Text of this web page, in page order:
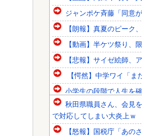
ジャンポケ斉藤「同意
【朗報】真夏のピーク
【動画】半ケツ祭り、
【悲報】サイゼ絵師、
【愕然】中学ワイ「
小学生の段階で人生を
韓国人「韓国代表がロ
韓国人「韓国に10年間
秋田県職員さん、会見
で対応してしまい大炎上ｗ
【怒報】国税庁「あの